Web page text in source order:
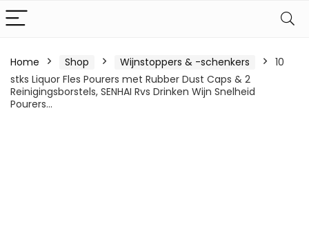
Home Shop Wijnstoppers & -schenkers
10
stks Liquor Fles Pourers met Rubber Dust Caps & 2
Reinigingsborstels, SENHAI Rvs Drinken Wijn Snelheid
Pourers…